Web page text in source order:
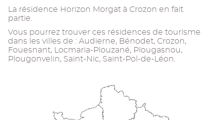
La résidence Horizon Morgat à Crozon en fait
partie.
Vous pourrez trouver ces résidences de tourisme
dans les villes de : Audierne, Bénodet, Crozon,
Fouesnant, Locmaria-Plouzané, Plougasnou,
Plougonvelin, Saint-Nic, Saint-Pol-de-Léon.